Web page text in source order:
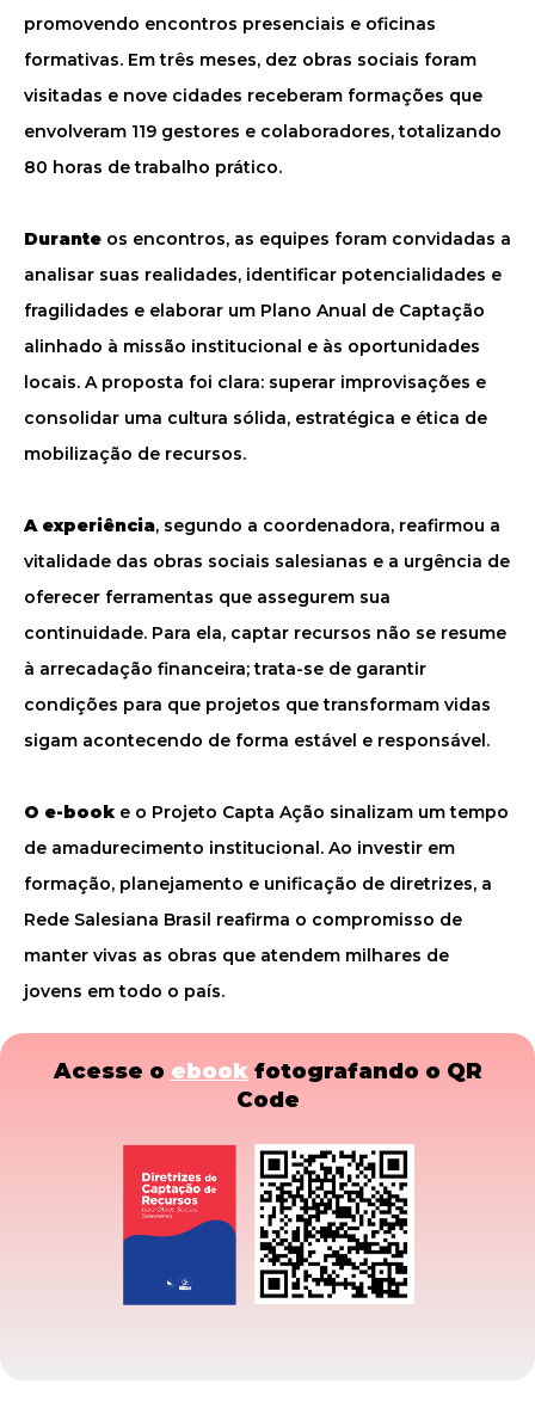
promovendo encontros presenciais e oficinas
formativas. Em três meses, dez obras sociais foram
visitadas e nove cidades receberam formações que
envolveram 119 gestores e colaboradores, totalizando
80 horas de trabalho prático.
Durante os encontros, as equipes foram convidadas a
analisar suas realidades, identificar potencialidades e
fragilidades e elaborar um Plano Anual de Captação
alinhado à missão institucional e às oportunidades
locais. A proposta foi clara: superar improvisações e
consolidar uma cultura sólida, estratégica e ética de
mobilização de recursos.
A experiência, segundo a coordenadora, reafirmou a
vitalidade das obras sociais salesianas e a urgência de
oferecer ferramentas que assegurem sua
continuidade. Para ela, captar recursos não se resume
à arrecadação financeira; trata-se de garantir
condições para que projetos que transformam vidas
sigam acontecendo de forma estável e responsável.
O e-booke o Projeto Capta Ação sinalizam um tempo
de amadurecimento institucional. Ao investir em
formação, planejamento e unificação de diretrizes, a
Rede Salesiana Brasil reafirma o compromisso de
manter vivas as obras que atendem milhares de
jovens em todo o país.
Acesse o ebookfotografando o QR
Code